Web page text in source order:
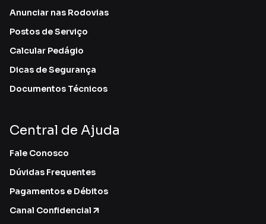
Anunciar nas Rodovias
Postos de Serviço
Calcular Pedágio
Dicas de Segurança
Documentos Técnicos
Central de Ajuda
Fale Conosco
Dúvidas Frequentes
Pagamentos e Débitos
Canal Confidencial